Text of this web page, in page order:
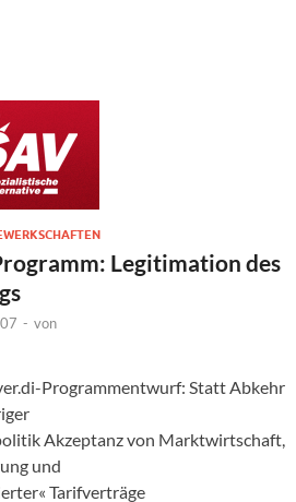
Legitimation des
- von
Programmentwurf: Statt Abkehr
Akzeptanz von Marktwirtschaft,
und
Tarifverträge